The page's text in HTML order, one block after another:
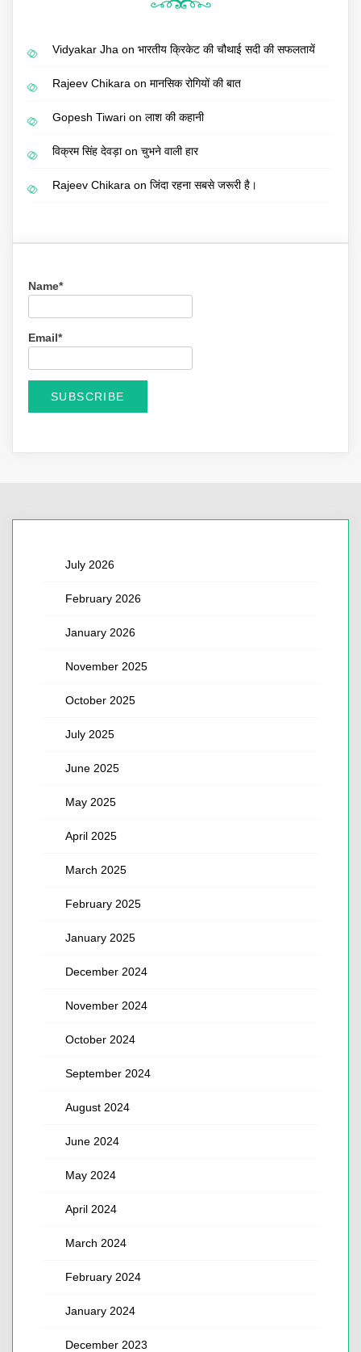
Vidyakar Jha on भारतीय क्रिकेट की चौथाई सदी की सफलतायें
Rajeev Chikara on मानसिक रोगियों की बात
Gopesh Tiwari on लाश की कहानी
विक्रम सिंह देवड़ाon चुभने वाली हार
Rajeev Chikara on जिंदा रहना सबसे जरूरी है।
Name*
Email*
July 2026
February 2026
January 2026
November 2025
October 2025
July 2025
June 2025
May 2025
April 2025
March 2025
February 2025
January 2025
December 2024
November 2024
October 2024
September 2024
August 2024
June 2024
May 2024
April 2024
March 2024
February 2024
January 2024
December 2023